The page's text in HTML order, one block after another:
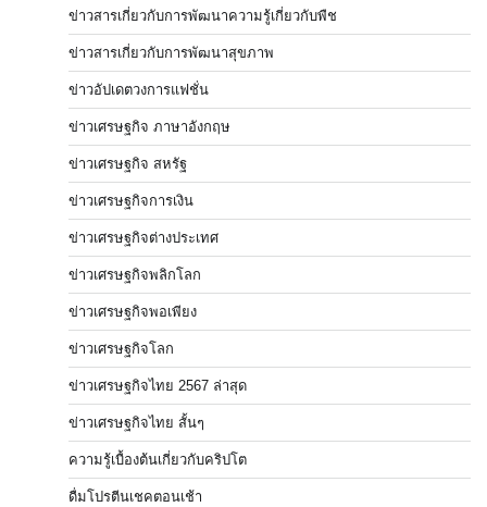
ข่าวสารเกี่ยวกับการพัฒนาความรู้เกี่ยวกับพืช
ข่าวสารเกี่ยวกับการพัฒนาสุขภาพ
ข่าวอัปเดตวงการแฟชั่น
ข่าวเศรษฐกิจ ภาษาอังกฤษ
ข่าวเศรษฐกิจ สหรัฐ
ข่าวเศรษฐกิจการเงิน
ข่าวเศรษฐกิจต่างประเทศ
ข่าวเศรษฐกิจพลิกโลก
ข่าวเศรษฐกิจพอเพียง
ข่าวเศรษฐกิจโลก
ข่าวเศรษฐกิจไทย 2567 ล่าสุด
ข่าวเศรษฐกิจไทย สั้นๆ
ความรู้เบื้องต้นเกี่ยวกับคริปโต
ดื่มโปรตีนเชคตอนเช้า